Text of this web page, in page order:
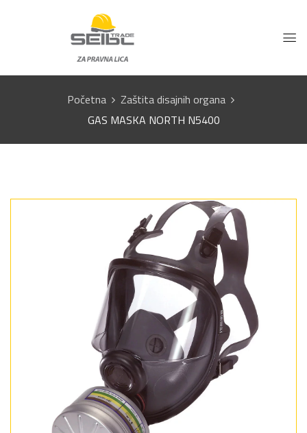
Početna
Zaštita disajnih organa
GAS MASKA NORTH N5400